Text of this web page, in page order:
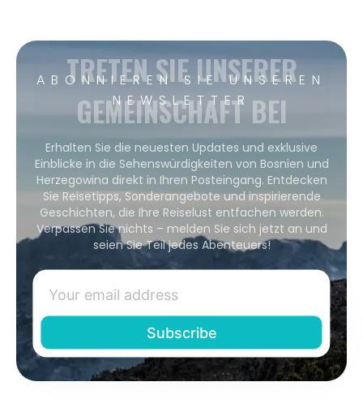
ABONNIEREN SIE UNSEREN
NEWSLETTER
TRETEN SIE UNSERER
GEMEINSCHAFT BEI
Erhalten Sie die neuesten Updates und exklusive
Einblicke in die Sehenswürdigkeiten von Bosnien und
Herzegowina direkt in Ihren Posteingang. Entdecken
Sie Reisetipps, Sonderangebote und inspirierende
Geschichten, die Ihre Reiselust entfachen werden.
Verpassen Sie nichts – melden Sie sich jetzt an und
seien Sie Teil jedes Abenteuers!